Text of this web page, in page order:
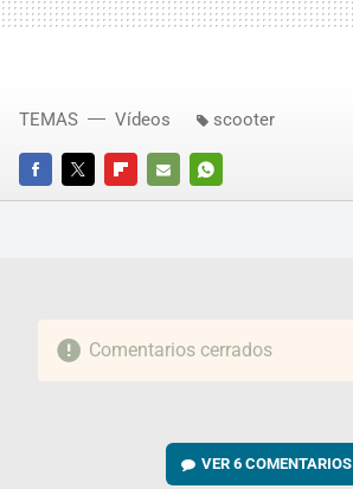
FACEBOOKTWITTERFLIPBOARD
E-
WHATSAPP
TEMAS Vídeos scooter
Comentarios cerrados
VER6 COMENTARIOS